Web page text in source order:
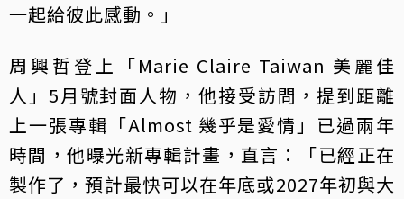
一起給彼此感動。」
周興哲登上「Marie Claire Taiwan 美麗佳
人」5月號封面人物，他接受訪問，提到距離
上一張專輯「Almost 幾乎是愛情」已過兩年
時間，他曝光新專輯計畫，直言：「已經正在
製作了，預計最快可以在年底或2027年初與大